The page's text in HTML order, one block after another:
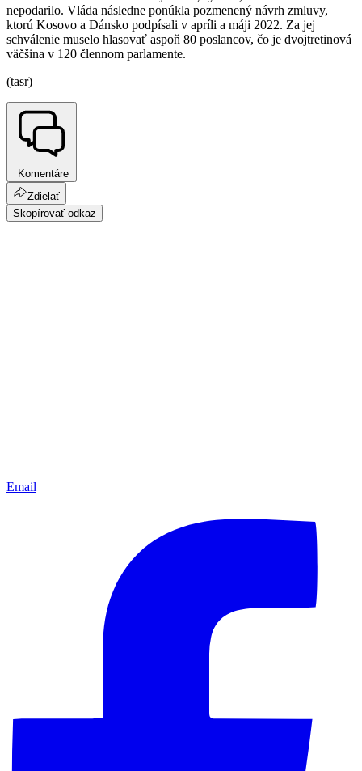
nepodarilo. Vláda následne ponúkla pozmenený návrh zmluvy,
ktorú Kosovo a Dánsko podpísali v apríli a máji 2022. Za jej
schválenie muselo hlasovať aspoň 80 poslancov, čo je dvojtretinová
väčšina v 120 člennom parlamente.
(tasr)
Komentáre
Zdielať
Skopírovať odkaz
Email